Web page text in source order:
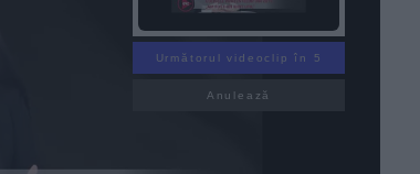
Următorul videoclip în 4
Anulează